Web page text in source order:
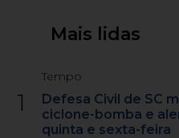
Mais lidas
1
Tempo
Defesa Civil de SC
ciclone-bomba e
quinta e sexta-feira